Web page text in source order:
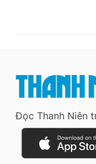
Đọc Thanh Niên